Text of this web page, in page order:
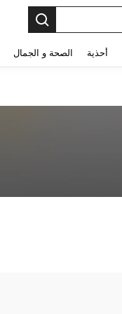
أحذية الصحة و الجمال